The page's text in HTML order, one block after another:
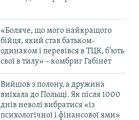
«Боляче, що мого найкращого
бійця, який став батьком-
одинаком і перевівся в ТЦК, б’ють
свої в тилу» – комбриг Габінет
Вийшов з полону, а дружина
виїхала до Польщі. Як після 1000
днів неволі вибратися «із
психологічної і фінансової ями»